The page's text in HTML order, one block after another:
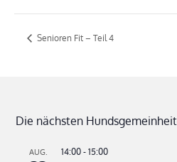
Senioren Fit – Teil 4
Die nächsten
AUG. 14:00 -15:00